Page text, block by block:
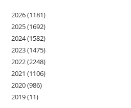
2026(1181)
2025(1692)
2024(1582)
2023(1475)
2022(2248)
2021 (1106)
2020(986)
2019(11)